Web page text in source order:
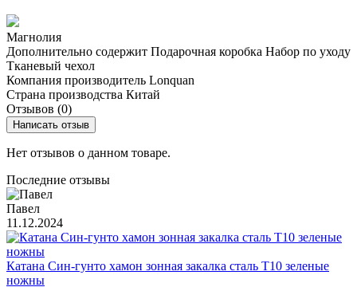
Магнолия
Дополнительно содержит Подарочная коробка Набор по уходу
Тканевый чехол
Компания производитель Lonquan
Страна производства Китай
Отзывов (0)
Написать отзыв
Нет отзывов о данном товаре.
Последние отзывы
Павел
11.12.2024
Катана Син-гунто хамон зонная закалка сталь T10 зеленые
ножны